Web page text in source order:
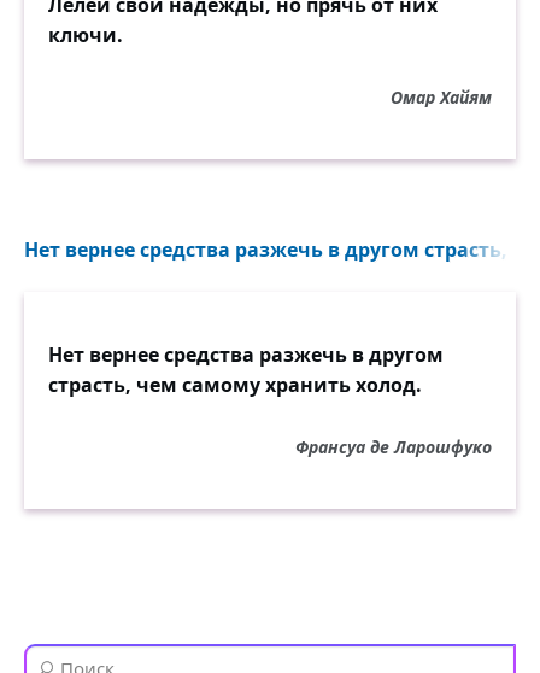
ключи.
Омар Хайям
Нет вернее средства разжечь в другом страсть,
Нет вернее средства разжечь в другом
страсть, чем самому хранить холод.
Франсуа де Ларошфуко